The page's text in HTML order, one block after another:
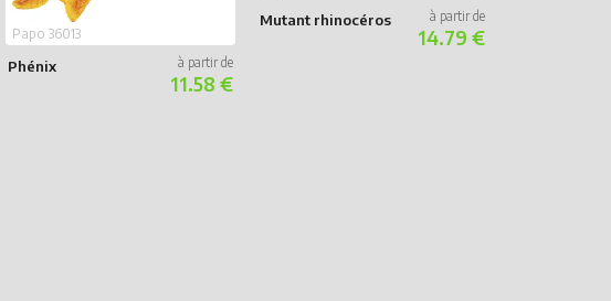
Phénix
Papo 36013
11.58 €
Mutant rhinocéros
14.79 €